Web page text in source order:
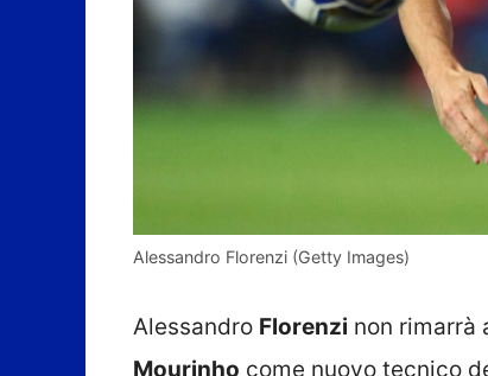
Alessandro Florenzi (Getty Images)
Alessandro Florenzi non rimarrà
Mourinho come nuovo tecnico